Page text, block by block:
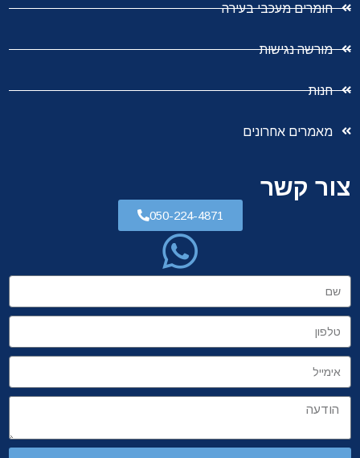
חומרים מעכבי בעירה
מורשה נגישות
חנות
מאמרים אחרונים
צור קשר
050-224-4871